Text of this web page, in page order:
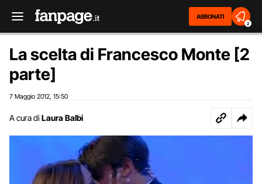
ABBONATI
2
La scelta di Francesco Monte [2
parte]
7 Maggio 2012 15:50
A cura di Laura Balbi